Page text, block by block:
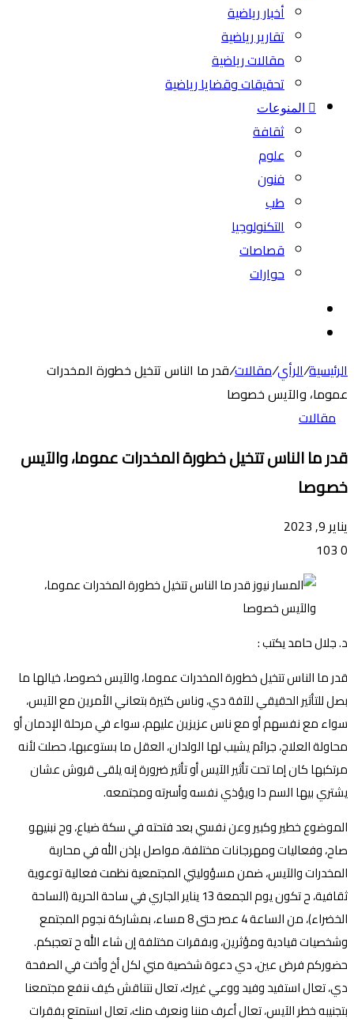
أخبار رياضية
تقارير رياضية
مقالات رياضية
تحقيقات وقضايا رياضية
المنوعات
ثقافة
علوم
فنون
طب
التكنولوجيا
قصاصات
حوارات
المظلم
الرئيسية/الرأي/مقالات/قدر ما الناس تتخيل خطورة المخدرات
عموما، والآيس خصوصا
مقالات
قدر ما الناس تتخيل خطورة المخدرات عموما، والآيس
خصوصا
يناير 9, 2023
0
د. جلال حامد يكتب :
قدر ما الناس تتخيل خطورة المخدرات عموما، والآيس خصوصا، خيالها ما
بصل للتأثير الحقيقي للآفة دي، وناس كتيرة بتعاني الأمرين مع الآيس،
سواء مع نفسهم أو مع ناس عزيزين عليهم، سواء في مرحلة الإدمان أو
محاولة العلاج، جرائم يشيب لها الولدان، العقل ما بستوعبها، حصلت لأنه
مرتكبها كان إما تحت تأثير الآيس أو تأثير ضرورة إنه يلقى قروش عشان
يشتري بيها السم دا ويؤذي نفسه وأسرته ومجتمعه.
الموضوع خطير وكبير وعن نفسي بعد فتحته في سكة ضياع، وح نبنيهو
صاح، وفعاليات ومهرجانات مختلفة، مواصل بإذن الله في محاربة
المخدرات والآيس، ضمن مسؤوليتي المجتمعية نظمت فعالية توعوية
ثقافية، ح تكون يوم الجمعة 13 يناير الجاري في ساحة الحرية (الساحة
الخضراء)، من الساعة 4 عصر حتى 8 مساء، بمشاركة نجوم المجتمع
وشخصيات قيادية ومؤثرين، وبفقرات مختلفة إن شاء الله ح تعجبكم.
حضوركم فرض عين، دي دعوة شخصية مني لكل أخ وأخت في الصفحة
دي، تعال استفيد وفيد ووعي غيرك، تعال نتناقش كيف ننفع مجتمعنا
بتجنيبه خطر الآيس، تعال أعرف مننا ونعرف منك، تعال استمتع بفقرات